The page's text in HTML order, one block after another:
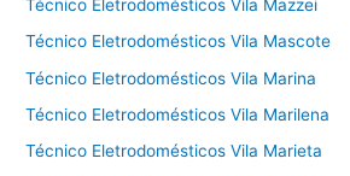
Técnico Eletrodomésticos Vila Mazzei
Técnico Eletrodomésticos Vila Mascote
Técnico Eletrodomésticos Vila Marina
Técnico Eletrodomésticos Vila Marilena
Técnico Eletrodomésticos Vila Marieta